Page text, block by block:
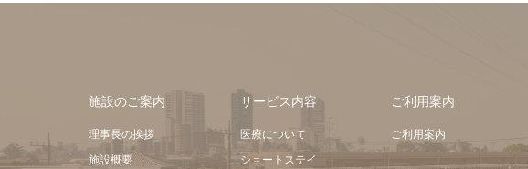
施設のご案内
理事長の挨拶
施設概要
サービス内容
医療について
ショートステイ
ご利用案内
ご利用案内